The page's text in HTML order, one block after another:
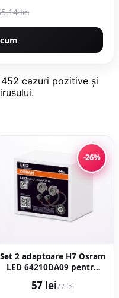
lei
cazuri pozitive şi
-26%
Set 2 adaptoare H7 Osram
LED 64210DA09 pentru
57 lei77 lei